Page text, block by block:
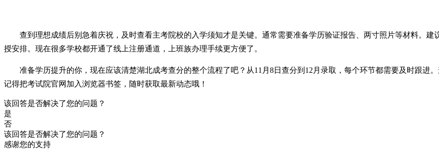
查到理想成绩后别急着庆祝，及时查看主考院校的入学须知才是关键。通常需要准备学历验证报告、两寸照片等材料。
授安排。现在很多学校都开通了线上注册通道，上班族办理手续更方便了。
准备学历提升的你，现在应该清楚湖北成考查分的整个流程了吧？从11月8日查分到12月录取，每个环节都需要及时跟进
记得把考试院官网加入浏览器书签，随时获取最新动态哦！
该回答是否解决了您的问题？
是
否
该回答是否解决了您的问题？
感谢您的支持